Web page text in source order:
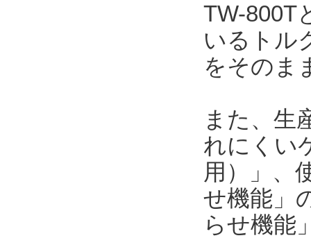
TW-800T
いるトル
をそのま
また、生
れにくい
用）」、
せ機能」
らせ機能